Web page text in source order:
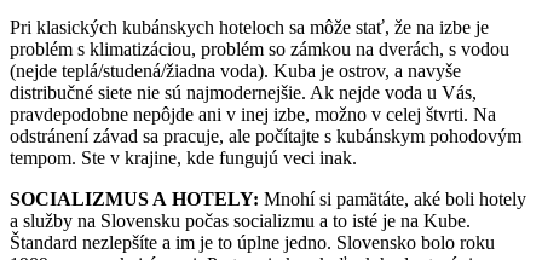
Pri klasických kubánskych hoteloch sa môže stať, že na izbe je
problém s klimatizáciou, problém so zámkou na dverách, s vodou
(nejde teplá/studená/žiadna voda). Kuba je ostrov, a navyše
distribučné siete nie sú najmodernejšie. Ak nejde voda u Vás,
pravdepodobne nepôjde ani v inej izbe, možno v celej štvrti. Na
odstránení závad sa pracuje, ale počítajte s kubánskym pohodovým
tempom. Ste v krajine, kde fungujú veci inak.
SOCIALIZMUS A HOTELY: Mnohí si pamätáte, aké boli hotely
a služby na Slovensku počas socializmu a to isté je na Kube.
Štandard nezlepšíte a im je to úplne jedno. Slovensko bolo roku